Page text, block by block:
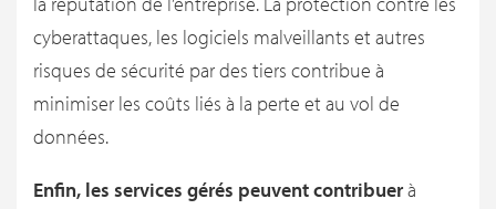
cyberattaques, les logiciels malveillants et autres
risques de sécurité par des tiers contribue à
minimiser les coûts liés à la perte et au vol de
données.
Enfin, les services gérés peuvent contribuerà